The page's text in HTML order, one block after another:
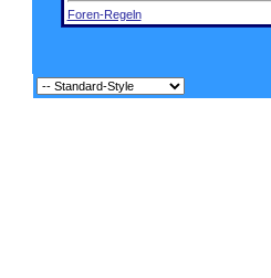
Foren-Regeln